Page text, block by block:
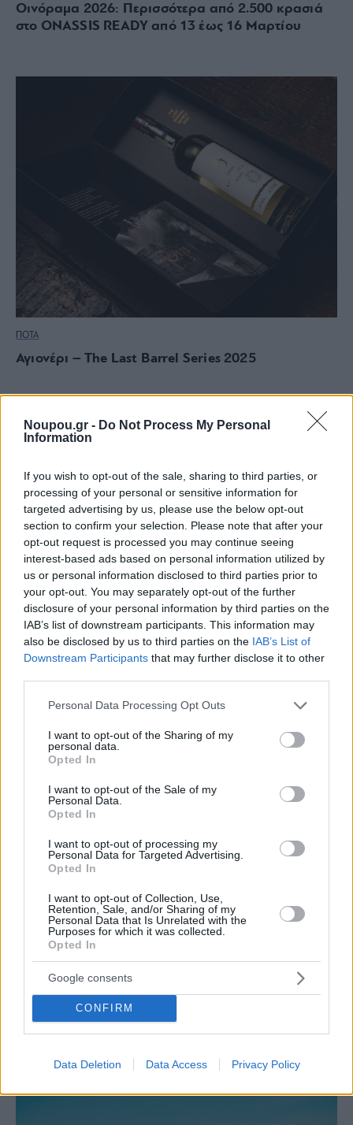
Noupou.gr - Do Not Process My Personal
Information
If you wish to opt-out of the sale, sharing to third parties, or
processing of your personal or sensitive information for
targeted advertising by us, please use the below opt-out
section to confirm your selection. Please note that after your
opt-out request is processed you may continue seeing
interest-based ads based on personal information utilized by
us or personal information disclosed to third parties prior to
your opt-out. You may separately opt-out of the further
disclosure of your personal information by third parties on the
IAB’s list of downstream participants. This information may
also be disclosed by us to third parties on the IAB’s List of
Downstream Participants that may further disclose it to other
Please note that this website/app uses one or more Google
not limited to your visit or usage behaviour. You may click to
grant or deny consent to Google and its third-party tags to
use your data for below specified purposes in below Google
consent section.
Personal Data Processing Opt Outs
I want to opt-out of the Sharing of my
personal data.
Opted In
I want to opt-out of the Sale of my
Personal Data.
Opted In
I want to opt-out of processing my
Personal Data for Targeted Advertising.
Opted In
I want to opt-out of Collection, Use,
Retention, Sale, and/or Sharing of my
Personal Data that Is Unrelated with the
Purposes for which it was collected.
Opted In
Google consents
CONFIRM
Data Deletion Data Access Privacy Policy
Οινόραμα 2026: Περισσότερα από 2.500 κρασιά
στο ONASSIS READY από 13 έως 16 Μαρτίου
ΠΟΤΑ
Αγιονέρι – The Last Barrel Series 2025
αξιολογήσεις»: Το ιδανικό δώρο για κάθε οινόφιλο